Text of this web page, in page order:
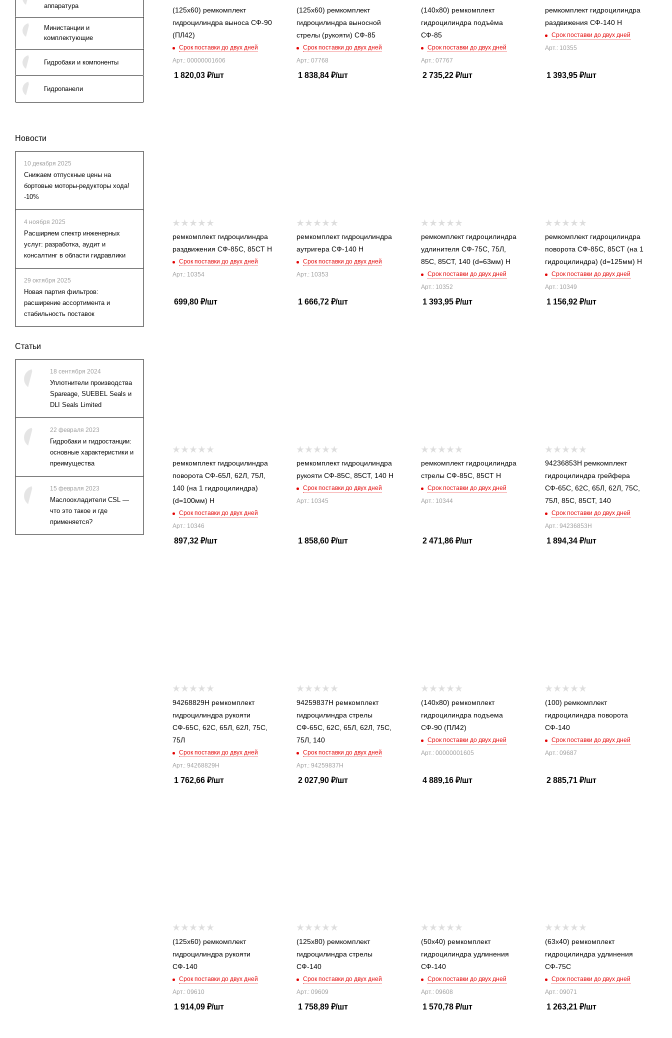
(125x60) ремкомплект
гидроцилиндра выноса СФ-90
(ПЛ42)
Срок поставки до двух дней
Арт.: 00000001606
1 820,03 ₽/шт
(125x60) ремкомплект
гидроцилиндра выносной
стрелы (рукояти) СФ-85
Срок поставки до двух дней
Арт.: 07768
1 838,84 ₽/шт
(140x80) ремкомплект
гидроцилиндра подъёма
СФ-85
Срок поставки до двух дней
Арт.: 07767
2 735,22₽/шт
ремкомплект гидроцилиндра
раздвижения СФ-140 Н
Срок поставки до двух дней
Арт.: 10355
1 393,95₽/шт
ремкомплект гидроцилиндра
раздвижения СФ-85С, 85СТ Н
Срок поставки до двух дней
Арт.: 10354
699,80 ₽/шт
ремкомплект гидроцилиндра
аутригера СФ-140 Н
Срок поставки до двух дней
Арт.: 10353
1 666,72 ₽/шт
ремкомплект гидроцилиндра
удлинителя СФ-75С, 75Л,
85С, 85СТ, 140 (d=63мм) Н
Срок поставки до двух дней
Арт.: 10352
1 393,95₽/шт
ремкомплект гидроцилиндра
поворота СФ-85С, 85СТ (на 1
гидроцилиндра) (d=125мм) Н
Срок поставки до двух дней
Арт.: 10349
1 156,92₽/шт
ремкомплект гидроцилиндра
поворота СФ-65Л, 62Л, 75Л,
140 (на 1 гидроцилиндра)
(d=100мм) Н
Срок поставки до двух дней
Арт.: 10346
897,32 ₽/шт
ремкомплект гидроцилиндра
рукояти СФ-85С, 85СТ, 140 Н
Срок поставки до двух дней
Арт.: 10345
1 858,60 ₽/шт
ремкомплект гидроцилиндра
стрелы СФ-85С, 85СТ Н
Срок поставки до двух дней
Арт.: 10344
2 471,86₽/шт
94236853Н ремкомплект
гидроцилиндра грейфера
СФ-65С, 62С, 65Л, 62Л, 75С,
75Л, 85С, 85СТ, 140
Срок поставки до двух дней
Арт.: 94236853Н
1 894,34₽/шт
94268829Н ремкомплект
гидроцилиндра рукояти
СФ-65С, 62С, 65Л, 62Л, 75С,
75Л
Срок поставки до двух дней
Арт.: 94268829Н
1 762,66 ₽/шт
94259837Н ремкомплект
гидроцилиндра стрелы
СФ-65С, 62С, 65Л, 62Л, 75С,
75Л, 140
Срок поставки до двух дней
Арт.: 94259837Н
2 027,90 ₽/шт
(140x80) ремкомплект
гидроцилиндра подъема
СФ-90 (ПЛ42)
Срок поставки до двух дней
Арт.: 00000001605
4 889,16₽/шт
(100) ремкомплект
гидроцилиндра поворота
СФ-140
Срок поставки до двух дней
Арт.: 09687
2 885,71₽/шт
(125x60) ремкомплект
гидроцилиндра рукояти
СФ-140
Срок поставки до двух дней
Арт.: 09610
1 914,09 ₽/шт
(125x80) ремкомплект
гидроцилиндра стрелы
СФ-140
Срок поставки до двух дней
Арт.: 09609
1 758,89 ₽/шт
(50x40) ремкомплект
гидроцилиндра удлинения
СФ-140
Срок поставки до двух дней
Арт.: 09608
1 570,78₽/шт
(63x40) ремкомплект
гидроцилиндра удлинения
СФ-75С
Срок поставки до двух дней
Арт.: 09071
1 263,21₽/шт
аппаратура
Министанции и
комплектующие
Гидробаки и компоненты
Гидропанели
Новости
10 декабря 2025
Cнижаем отпускные цены на
бортовые моторы-редукторы хода!
-10%
4 ноября 2025
Расширяем спектр инженерных
услуг: разработка, аудит и
консалтинг в области гидравлики
29 октября 2025
Новая партия фильтров:
расширение ассортимента и
стабильность поставок
Статьи
18 сентября 2024
Уплотнители производства
Spareage, SUEBEL Seals и
DLI Seals Limited
22 февраля 2023
Гидробаки и гидростанции:
основные характеристики и
преимущества
15 февраля 2023
Маслоохладители CSL —
что это такое и где
применяется?